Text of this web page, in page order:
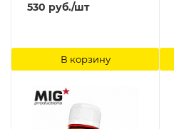
530 руб./шт
В корзину